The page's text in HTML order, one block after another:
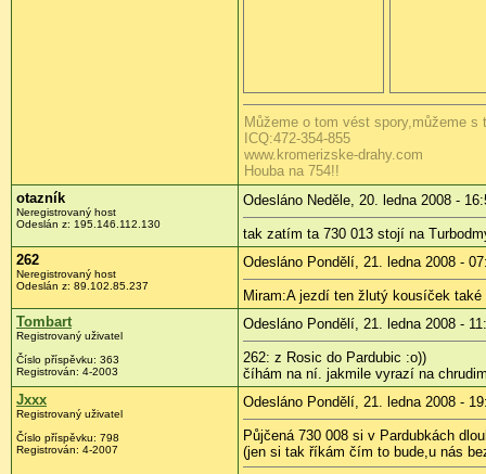
Můžeme o tom vést spory,můžeme
ICQ:472-354-855
www.kromerizske-drahy.com
Houba na 754!!
otazník
Neregistrovaný host
Odeslán z: 195.146.112.130
Odesláno Neděle, 20. ledna 2008 -
tak zatím ta 730 013 stojí na
262
Neregistrovaný host
Odeslán z: 89.102.85.237
Odesláno Pondělí, 21. ledna 2008 -
Miram:A jezdí ten žlutý kousíček
Tombart
Registrovaný uživatel
Číslo příspěvku: 363
Registrován: 4-2003
Odesláno Pondělí, 21. ledna 2008 -
262: z Rosic do Pardubic :o))
číhám na ní. jakmile vyrazí na
Jxxx
Registrovaný uživatel
Číslo příspěvku: 798
Registrován: 4-2007
Odesláno Pondělí, 21. ledna 2008 -
Půjčená 730 008 si v Pardubkách
(jen si tak říkám čím to bude,u nás